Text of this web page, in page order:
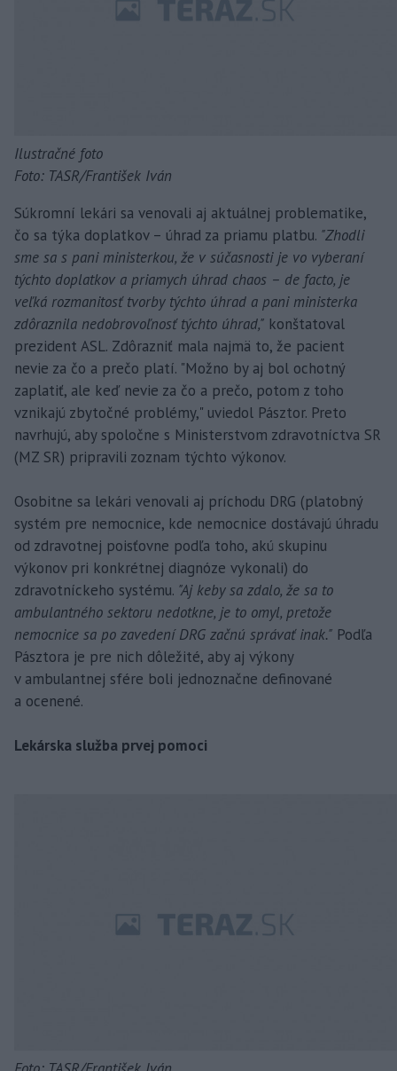
Ilustračné foto
Foto: TASR/František Iván
Súkromní lekári sa venovali aj aktuálnej problematike,
čo sa týka doplatkov – úhrad za priamu platbu. "Zhodli
sme sa s pani ministerkou, že v súčasnosti je vo vyberaní
týchto doplatkov a priamych úhrad chaos – de facto, je
veľká rozmanitosť tvorby týchto úhrad a pani ministerka
zdôraznila nedobrovoľnosť týchto úhrad," konštatoval
prezident ASL. Zdôrazniť mala najmä to, že pacient
nevie za čo a prečo platí. "Možno by aj bol ochotný
zaplatiť, ale keď nevie za čo a prečo, potom z toho
vznikajú zbytočné problémy," uviedol Pásztor. Preto
navrhujú, aby spoločne s Ministerstvom zdravotníctva SR
(MZ SR) pripravili zoznam týchto výkonov.
Osobitne sa lekári venovali aj príchodu DRG (platobný
systém pre nemocnice, kde nemocnice dostávajú úhradu
od zdravotnej poisťovne podľa toho, akú skupinu
výkonov pri konkrétnej diagnóze vykonali) do
zdravotníckeho systému. "Aj keby sa zdalo, že sa to
ambulantného sektoru nedotkne, je to omyl, pretože
nemocnice sa po zavedení DRG začnú správať inak." Podľa
Pásztora je pre nich dôležité, aby aj výkony
v ambulantnej sfére boli jednoznačne definované
a ocenené.
Lekárska služba prvej pomoci